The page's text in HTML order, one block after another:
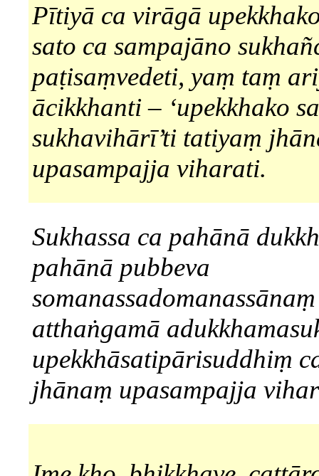
Pītiyā ca virāgā
sato ca sampajāno
paṭisaṃvedeti, yaṃ taṃ
ācikkhanti – ‘upekkhako
sukhavihārī’ti tatiyaṃ
upasampajja viharati.
Sukhassa ca pahānā
pahānā pubbeva
somanassadomanassānaṃ
atthaṅgamā
upekkhāsatipārisuddhiṃ
jhānaṃ upasampajja